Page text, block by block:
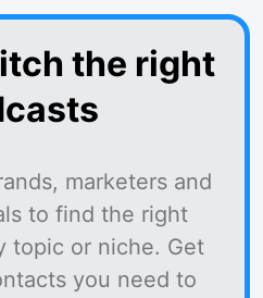
the right
marketers and
to find the right
topic or niche. Get
you need to